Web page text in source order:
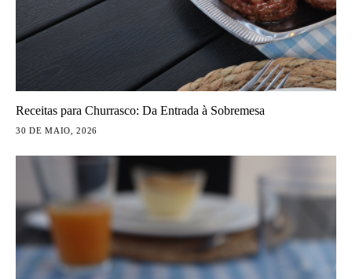
Receitas para Churrasco: Da Entrada à Sobremesa
30 DE MAIO, 2026